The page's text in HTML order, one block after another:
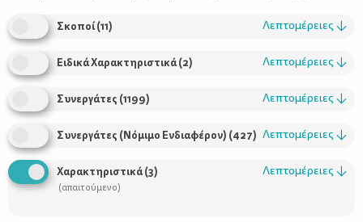
Χρήσιμοι Σύνδεσμοι
Τι είναι το ΔΕΛΤΑ moms
Σκοποί(11) Λεπτομέρειες ↓
Ειδικά Χαρακτηριστικά(2) Λεπτομέρειες ↓
Συνεργάτες (1199) Λεπτομέρειες ↓
Συνεργάτες (Νόμιμο Ενδιαφέρον) (427) Λεπτομέρειες ↓
Χαρακτηριστικά(3)
(απαιτούμενο)
Λεπτομέρειες ↓